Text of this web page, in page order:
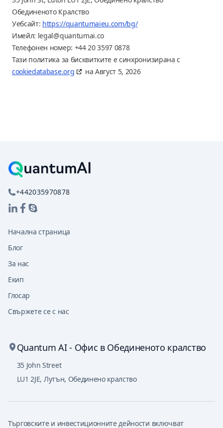
Обединеното Кралство
Уебсайт: https://quantumaieu.com/bg/
Имейл: legal@quantumai.co
Телефонен номер: +44 20 3597 0878
Тази политика за бисквитките е синхронизирана с
cookiedatabase.org
на Август 5, 2026
+442035970878
Начална страница
Блог
За нас
Екип
Глосар
Свържете се с нас
Quantum AI - Офис в Обединеното кралство
35 John Street
LU1 2JE, Лутън, Обединено кралство
Търговските и инвестиционните дейности включват